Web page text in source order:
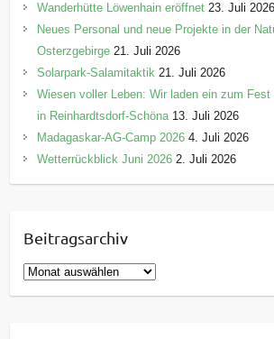
Wanderhütte Löwenhain eröffnet 23. Juli 2026
Neues Personal und neue Projekte in der
Osterzgebirge 21. Juli 2026
Solarpark-Salamitaktik 21. Juli 2026
Wiesen voller Leben: Wir laden ein zum
in Reinhardtsdorf-Schöna 13. Juli 2026
Madagaskar-AG-Camp 2026 4. Juli 2026
Wetterrückblick Juni 2026 2. Juli 2026
Beitragsarchiv
B
e